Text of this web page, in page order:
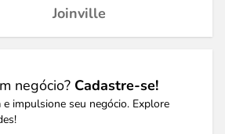
Joinville
negócio? Cadastre-se!
impulsione seu negócio. Explore